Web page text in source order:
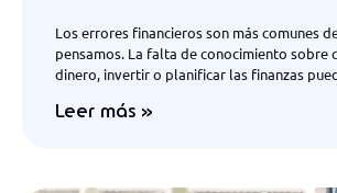
Los errores financieros son más comunes
pensamos. La falta de conocimiento sobre
dinero, invertir o planificar las finanzas
Leer más »